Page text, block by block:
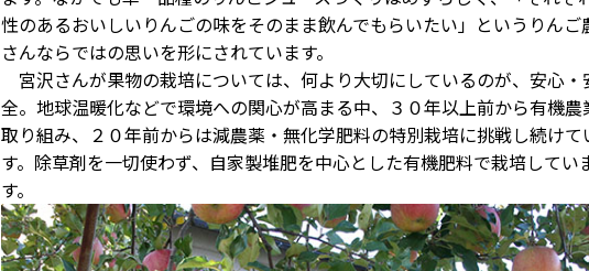
性のあるおいしいりんごの味をそのまま飲んでもらいたい」というりんご
さんならではの思いを形にされています。
宮沢さんが果物の栽培については、何より大切にしているのが、安心・
全。地球温暖化などで環境への関心が高まる中、３０年以上前から有機農
取り組み、２０年前からは減農薬・無化学肥料の特別栽培に挑戦し続けて
す。除草剤を一切使わず、自家製堆肥を中心とした有機肥料で栽培してい
す。